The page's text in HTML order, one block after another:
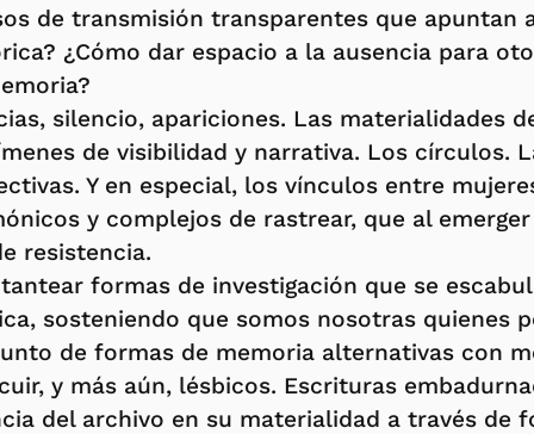
de transmisión transparentes que apuntan
¿Cómo dar espacio a la ausencia para
silencio, apariciones. Las materialidades
de visibilidad y narrativa. Los círculos.
Y en especial, los vínculos entre
y complejos de rastrear, que al
resistencia.
formas de investigación que se
sosteniendo que somos nosotras quienes
de formas de memoria alternativas con
y más aún, lésbicos. Escrituras
del archivo en su materialidad a través de